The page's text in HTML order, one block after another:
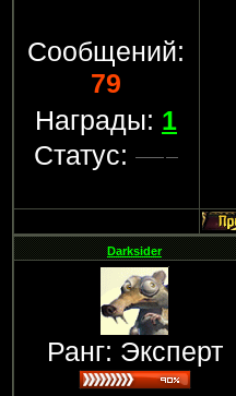
Сообщений:
79
Награды: 1
Статус:
Darksider
Ранг: Эксперт